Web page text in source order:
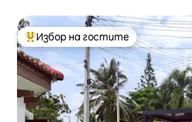
Най-популярен избор на гостите
Избор на гостите